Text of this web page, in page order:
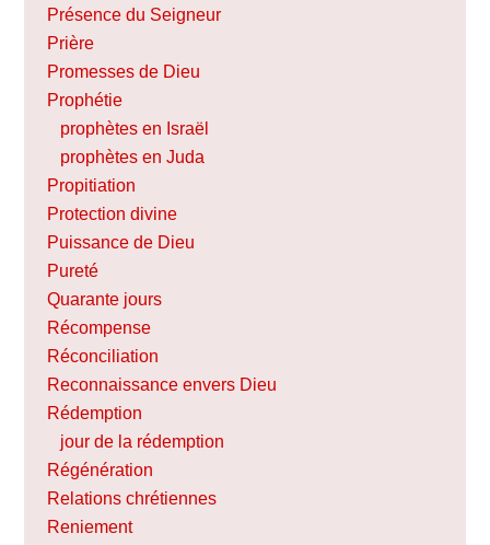
Présence du Seigneur
Prière
Promesses de Dieu
Prophétie
prophètes en Israël
prophètes en Juda
Propitiation
Protection divine
Puissance de Dieu
Pureté
Quarante jours
Récompense
Réconciliation
Reconnaissance envers Dieu
Rédemption
jour de la rédemption
Régénération
Relations chrétiennes
Reniement